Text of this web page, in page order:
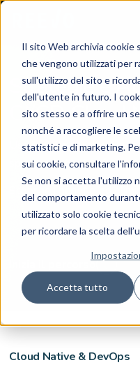
Il sito Web archivia
che vengono utilizzati per
sull'utilizzo del sito e
dell'utente in futuro. I
sito stesso e a offrire un
nonché a raccogliere le
statistici e di marketing.
sui cookie, consultare
Se non si accetta l'utilizzo
del comportamento
utilizzato solo cookie
per ricordare la scelta
Accetta tutto
Strategie e
CI/CD
Usa il livello più alto di
spingere la tua
Scoprine i benefici ed
Inizia il percorso
Cloud Native & DevOps